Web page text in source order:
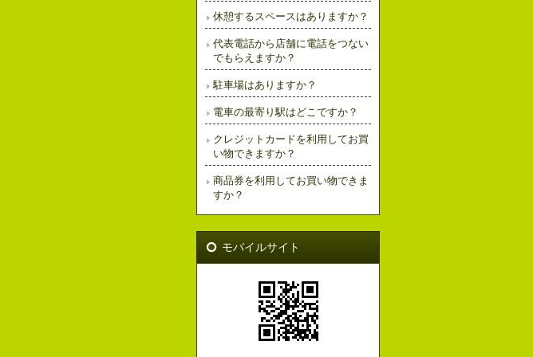
休憩するスペースはありますか？
代表電話から店舗に電話をつない
でもらえますか？
駐車場はありますか？
電車の最寄り駅はどこですか？
クレジットカードを利用してお買
い物できますか？
商品券を利用してお買い物できま
すか？
モバイルサイト